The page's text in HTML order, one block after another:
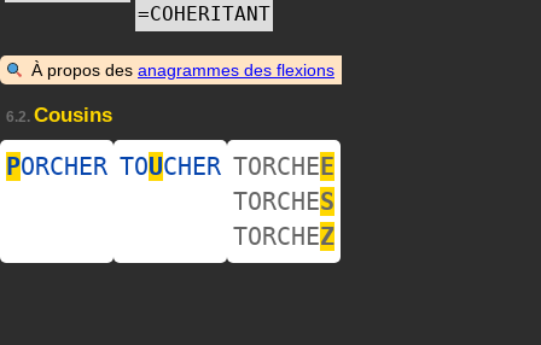
=COHERITANT
À propos des anagrammes des flexions
6.2. Cousins
PORCHER TOUCHER TORCHEE
TORCHES
TORCHEZ